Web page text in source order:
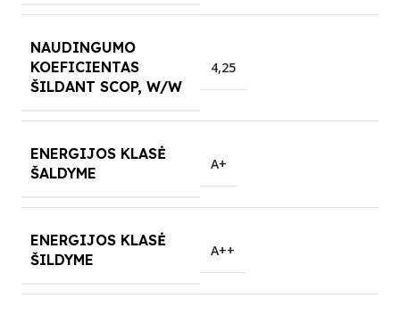
NAUDINGUMO
KOEFICIENTAS
ŠILDANT SCOP, W/W
4,25
ENERGIJOS KLASĖ
ŠALDYME
A+
ENERGIJOS KLASĖ
ŠILDYME
A++